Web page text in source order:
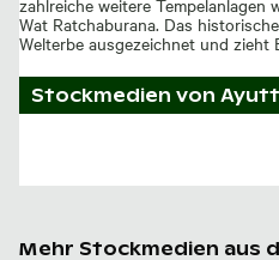
Wat Ratchaburana. Das
Welterbe ausgezeichnet und zieht
Stockmedien von
Mehr Stockmedien aus